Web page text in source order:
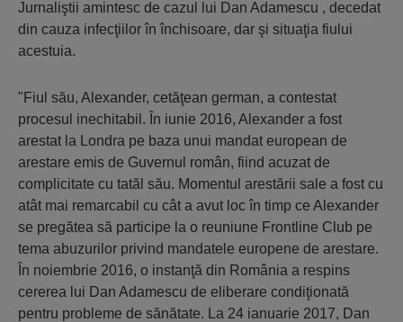
Jurnaliştii amintesc de cazul lui Dan Adamescu , decedat
din cauza infecţiilor în închisoare, dar şi situaţia fiului
acestuia.
"Fiul său, Alexander, cetăţean german, a contestat
procesul inechitabil. În iunie 2016, Alexander a fost
arestat la Londra pe baza unui mandat european de
arestare emis de Guvernul român, fiind acuzat de
complicitate cu tatăl său. Momentul arestării sale a fost cu
atât mai remarcabil cu cât a avut loc în timp ce Alexander
se pregătea să participe la o reuniune Frontline Club pe
tema abuzurilor privind mandatele europene de arestare.
În noiembrie 2016, o instanţă din România a respins
cererea lui Dan Adamescu de eliberare condiţionată
pentru probleme de sănătate. La 24 ianuarie 2017, Dan